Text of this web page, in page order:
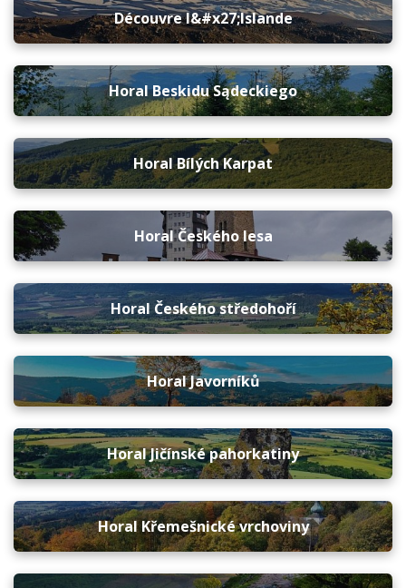
Découvre l&#x27;Islande
Horal Beskidu Sądeckiego
Horal Bílých Karpat
Horal Českého lesa
Horal Českého středohoří
Horal Javorníků
Horal Jičínské pahorkatiny
Horal Křemešnické vrchoviny